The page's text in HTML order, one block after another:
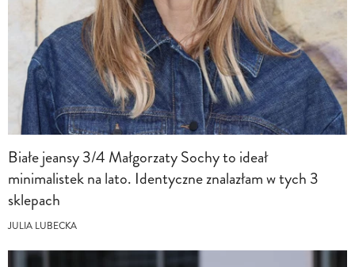
Białe jeansy 3/4 Małgorzaty Sochy to ideał
minimalistek na lato. Identyczne znalazłam w tych 3
sklepach
JULIA LUBECKA